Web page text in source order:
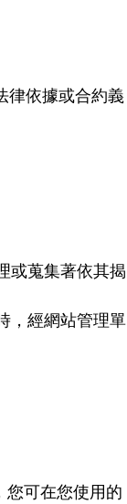
律依據或合約義
或蒐集著依其揭
，經網站管理單
您可在您使用的